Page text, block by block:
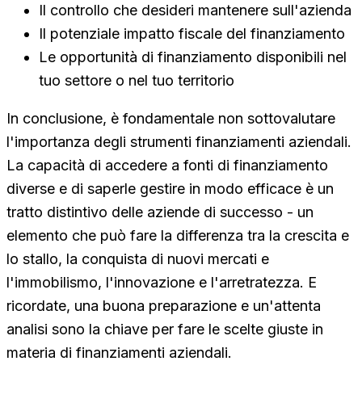
Il controllo che desideri mantenere sull'azienda
Il potenziale impatto fiscale del finanziamento
Le opportunità di finanziamento disponibili nel
tuo settore o nel tuo territorio
In conclusione, è fondamentale non sottovalutare
l'importanza degli strumenti finanziamenti aziendali.
La capacità di accedere a fonti di finanziamento
diverse e di saperle gestire in modo efficace è un
tratto distintivo delle aziende di successo - un
elemento che può fare la differenza tra la crescita e
lo stallo, la conquista di nuovi mercati e
l'immobilismo, l'innovazione e l'arretratezza. E
ricordate, una buona preparazione e un'attenta
analisi sono la chiave per fare le scelte giuste in
materia di finanziamenti aziendali.